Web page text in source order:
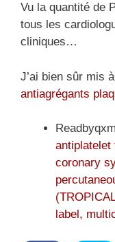
Vu la quantité de
tous les
cliniques…
J’ai bien sûr mis
antiagrégants
antiplatelet
coronary
label,